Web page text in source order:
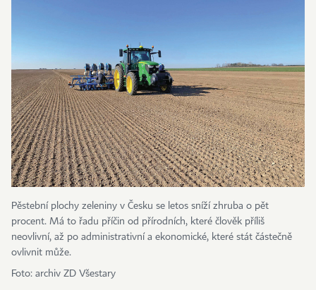
Pěstební plochy zeleniny v Česku se letos sníží zhruba o pět
procent. Má to řadu příčin od přírodních, které člověk příliš
neovlivní, až po administrativní a ekonomické, které stát částečně
ovlivnit může.
Foto: archiv ZD Všestary